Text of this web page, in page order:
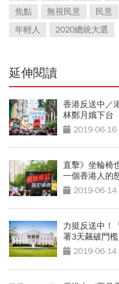
焦點
無視民意 民意
年輕人
2020總統大選
延伸閱讀
香港反送中／
林鄭月娥下台
2019-06-16
直擊》坐輪椅
一個香港人的
2019-06-14
力挺反送中！
署3天飆破門
2019-06-14